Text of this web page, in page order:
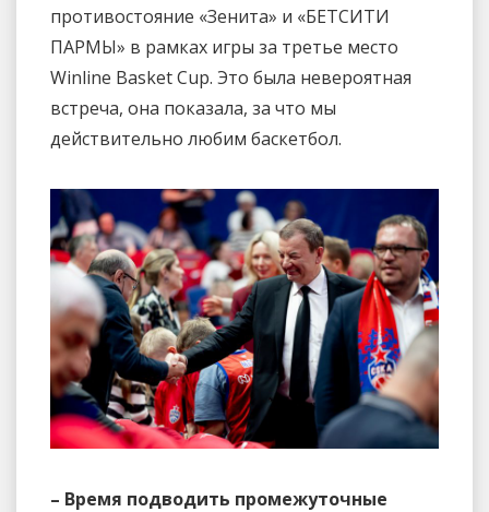
противостояние «Зенита» и «БЕТСИТИ
ПАРМЫ» в рамках игры за третье место
Winline Basket Cup. Это была невероятная
встреча, она показала, за что мы
действительно любим баскетбол.
– Время подводить промежуточные